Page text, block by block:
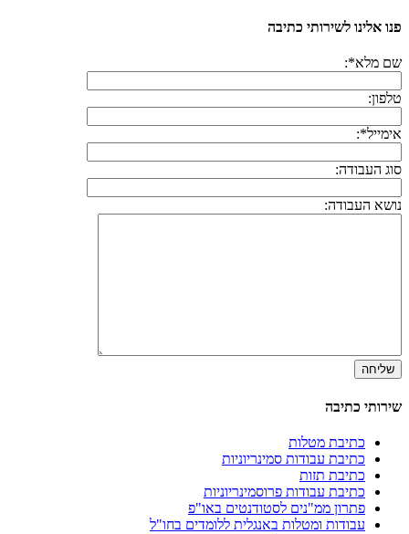
פנו אלינו לשירותי כתיבה
שם מלא*:
טלפון:
אימייל*:
סוג העבודה:
נושא העבודה:
שירותי כתיבה
כתיבת מטלות
כתיבת עבודות סמינריוניות
כתיבת תזות
כתיבת עבודות פרוסמינריוניות
פתרון ממ"נים לסטודנטים באו"פ
עבודות ומטלות באנגלית ללומדים בחו"ל